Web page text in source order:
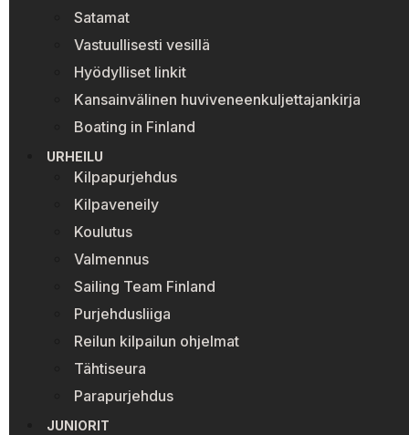
Satamat
Vastuullisesti vesillä
Hyödylliset linkit
Kansainvälinen huviveneenkuljettajankirja
Boating in Finland
URHEILU
Kilpapurjehdus
Kilpaveneily
Koulutus
Valmennus
Sailing Team Finland
Purjehdusliiga
Reilun kilpailun ohjelmat
Tähtiseura
Parapurjehdus
JUNIORIT